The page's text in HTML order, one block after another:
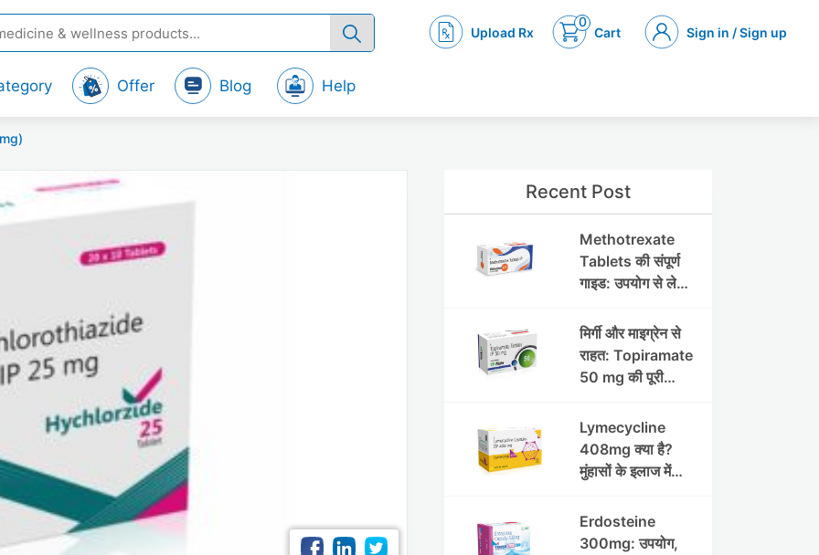
Upload Rx
0
Cart Sign in / Sign up
Offer Blog Help
Recent Post
Methotrexate
Tablets की संपूर्ण
गाइड: उपयोग से लेकर
मिर्गी और माइग्रेन से
राहत: Topiramate
50 mg की पूरी
Lymecycline
408mg क्या है?
मुंहासों के इलाज में
इफेक्ट्स और पूरी
जानकारी
Erdosteine
300mg: उपयोग,